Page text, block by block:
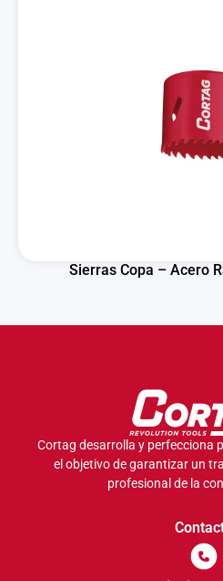
Sierras Copa – Acero
Cortag desarrolla y perfecciona
el objetivo de garantizar un
profesional de la